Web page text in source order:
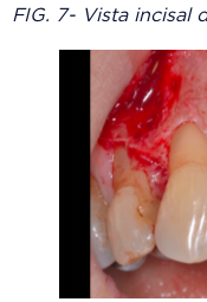
FIG. 7- Vista incisal